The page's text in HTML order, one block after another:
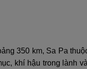
350 km, Sa Pa
khí hậu trong lành